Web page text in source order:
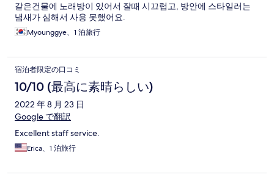
같은건물에 노래방이 있어서 잘때 시끄럽고, 방안에 스타일러는
냄새가 심해서 사용 못했어요.
Myounggye、1 泊旅行
宿泊者限定の口コミ
10/10 (最高に素晴らしい)
2022 年 8 月 23 日
Google で翻訳
Excellent staff service.
Erica、1 泊旅行